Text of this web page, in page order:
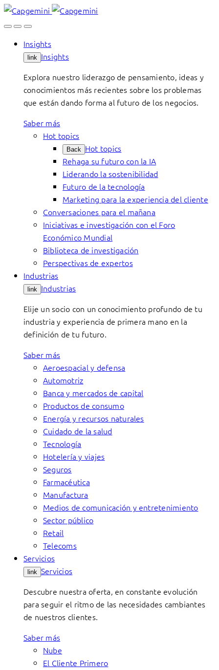
Skip
to
Insights
link Insights
Explora nuestro liderazgo de pensamiento, ideas y
conocimientos más recientes sobre los problemas
que están dando forma al futuro de los negocios.
Saber más
Hot topics
Back Hot topics
Rehaga su futuro con la IA
Liderando la sostenibilidad
Futuro de la tecnología
Marketing para la experiencia del cliente
Conversaciones para el mañana
Iniciativas e investigación con el Foro
Económico Mundial
Biblioteca de investigación
Perspectivas de expertos
Industrias
link Industrias
Elije un socio con un conocimiento profundo de tu
industria y experiencia de primera mano en la
definición de tu futuro.
Saber más
Aeroespacial y defensa
Automotriz
Banca y mercados de capital
Productos de consumo
Energía y recursos naturales
Cuidado de la salud
Tecnología
Hotelería y viajes
Seguros
Farmacéutica
Manufactura
Medios de comunicación y entretenimiento
Sector público
Retail
Telecoms
Servicios
link Servicios
Descubre nuestra oferta, en constante evolución
para seguir el ritmo de las necesidades cambiantes
de nuestros clientes.
Saber más
Nube
El Cliente Primero